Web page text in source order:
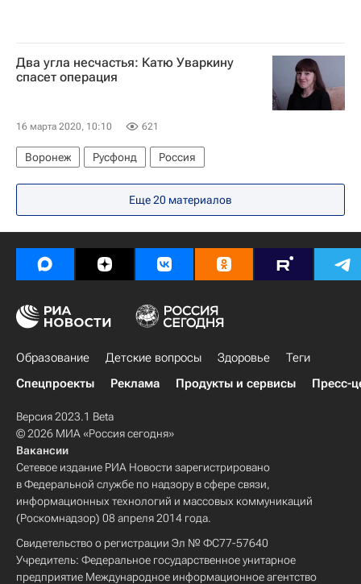
Два угла несчастья: Катю Уваркину
спасет операция
16 марта 2020, 10:10 621
Воронеж Русфонд Россия
Еще 20 материалов
Образование Детские вопросы Здоровье
Теги
Спецпроекты
Реклама Продукты и сервисы Пресс-
Версия 2023.1 Beta
© 2026 МИА «Россия сегодня»
Вакансии
Сетевое издание РИА Новости зарегистрировано
в Федеральной службе по надзору в сфере связи,
информационных технологий и массовых коммуникаций
(Роскомнадзор) 08 апреля 2014 года.
Свидетельство о регистрации Эл № ФС77-57640
Учредитель: Федеральное государственное унитарное
предприятие Международное информационное агентство